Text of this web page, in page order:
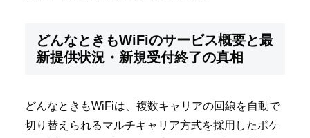
どんなときもWiFiのサービス概要と最
新提供状況・新規受付終了の真相
どんなときもWiFiは、複数キャリアの回線を自動で
切り替えられるマルチキャリア方式を採用したポケ